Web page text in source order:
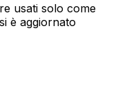
usati solo come
è aggiornato